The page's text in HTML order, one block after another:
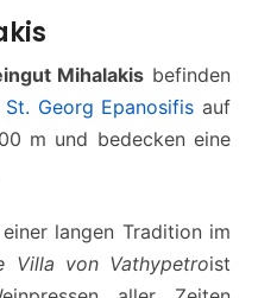
Mihalakis befinden
St. Georg Epanosifis auf
m und bedecken eine
langen Tradition im
Villa von Vathypetroist